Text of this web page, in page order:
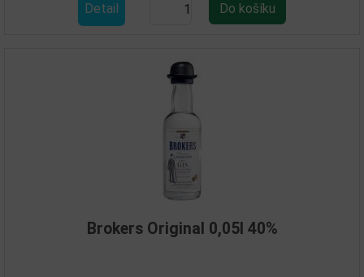
Detail
Brokers Original 0,05l 40%